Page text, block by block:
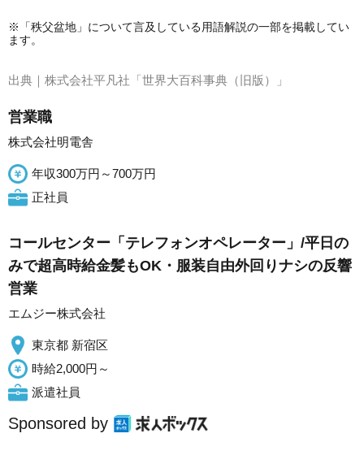
※「秩父盆地」について言及している用語解説の一部を掲載してい
ます。
出典｜ 株式会社平凡社「世界大百科事典（旧版）」
営業職
株式会社明電舎
年収300万円～700万円
正社員
コールセンター「テレフォンオペレーター」/平日の
みで超高時給金髪もOK・服装自由外回りナシの反響
営業
エムジー株式会社
東京都 新宿区
時給2,000円～
派遣社員
Sponsored by